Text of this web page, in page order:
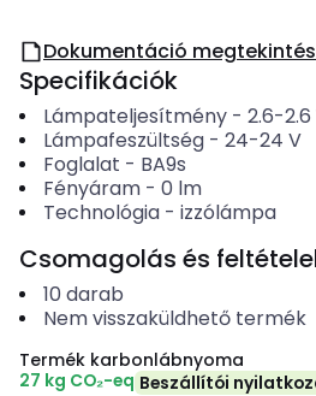
Dokumentáció
Specifikációk
Lámpateljesítmény- 2.6-2.6
Lámpafeszültség- 24-24 V
Foglalat - BA9s
Fényáram- 0 lm
Technológia- izzólámpa
Csomagolás és
10 darab
Nem visszaküldhető termék
Termék karbonlábnyoma
27 kg CO₂-eq Beszállítói